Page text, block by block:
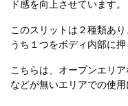
ド感を向上させています。
このスリットは２種類あ
うち１つをボディ内部に押
こちらは、オープンエリ
などが無いエリアでの使用